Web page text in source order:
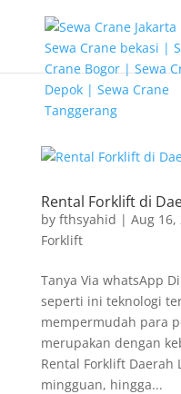
Rental Forklift di
by fthsyahid | Aug 16,
Forklift
Tanya Via whatsApp
seperti ini teknologi
mempermudah para
merupakan dengan
Rental Forklift Daerah
mingguan, hingga...